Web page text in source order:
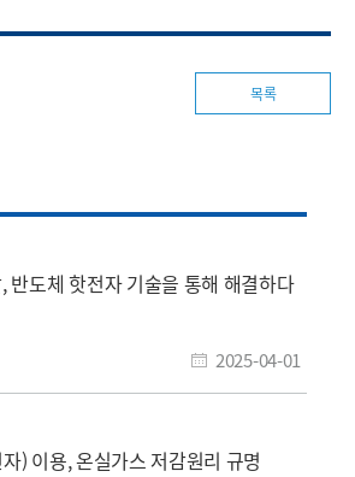
목록
반도체 핫전자 기술을 통해 해결하다
2025-04-01
) 이용, 온실가스 저감원리 규명